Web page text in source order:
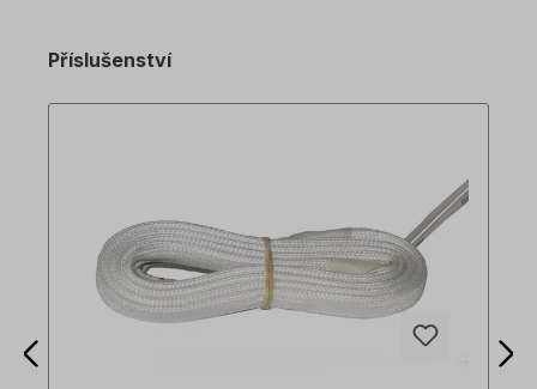
Příslušenství